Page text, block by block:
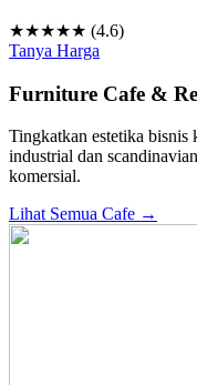
★★★★★ (4.6)
Tanya Harga
Furniture Cafe &
Tingkatkan estetika bisnis
industrial dan
komersial.
Lihat Semua Cafe →